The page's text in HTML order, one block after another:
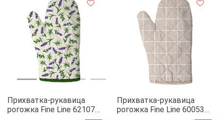
Прихватка-рукавица
рогожка Fine Line 62107-1
Прихватка-рукавица
рогожка Fine Line 60053-1